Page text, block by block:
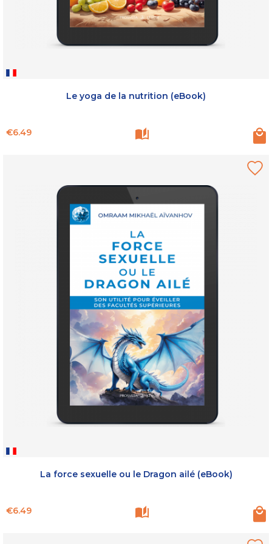
Le yoga de la nutrition (eBook)
Price
€6.49
La force sexuelle ou le Dragon ailé (eBook)
Price
€6.49